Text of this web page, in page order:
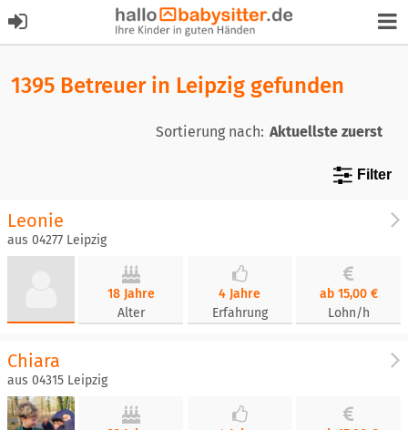
1395 Betreuer in Leipzig gefunden
Sortierung nach:
Filter
Leonie
aus 04277 Leipzig
18 Jahre
Alter
4 Jahre
Erfahrung
ab 15,00 €
Lohn/h
Chiara
aus 04315 Leipzig